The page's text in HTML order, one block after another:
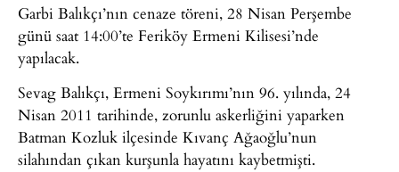
Garbi Balıkçı’nın cenaze töreni, 28 Nisan Perşembe
günü saat 14:00’te Feriköy Ermeni Kilisesi’nde
yapılacak.
Sevag Balıkçı, Ermeni Soykırımı’nın 96. yılında, 24
Nisan 2011 tarihinde, zorunlu askerliğini yaparken
Batman Kozluk ilçesinde Kıvanç Ağaoğlu’nun
silahından çıkan kurşunla hayatını kaybetmişti.